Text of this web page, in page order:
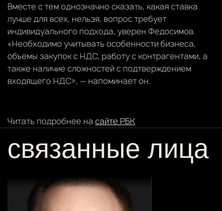
Вместе с тем однозначно сказать, какая ставка
лучше для всех, нельзя, вопрос требует
индивидуального подхода, уверен Федосимов.
«Необходимо учитывать особенности бизнеса,
объемы закупок с НДС, работу с контрагентами, а
также наличие сложностей с подтверждением
входящего НДС», — напоминает он.
Читать подробнее на сайте РБК
связанные лица